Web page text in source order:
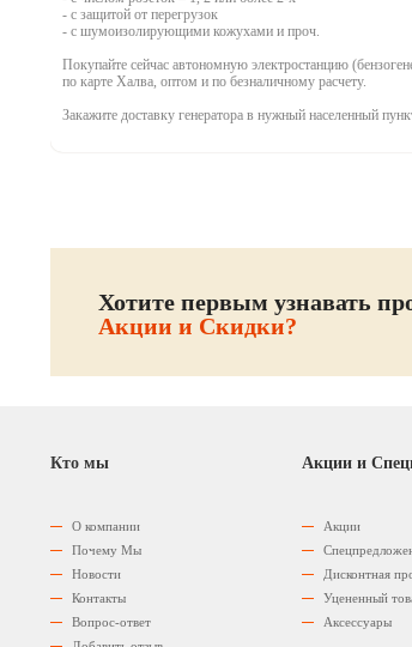
- с защитой от перегрузок
- с шумоизолирующими кожухами и проч.
Покупайте сейчас автономную электростанцию
по карте Халва, оптом и по безналичному расчету.
Закажите доставку генератора в нужный населенный
Хотите первым узнавать
Акции и Скидки?
Кто мы
О компании
Почему Мы
Новости
Контакты
Вопрос-ответ
Акции и
Акции
Дисконтная
Уцененный
Аксессуары